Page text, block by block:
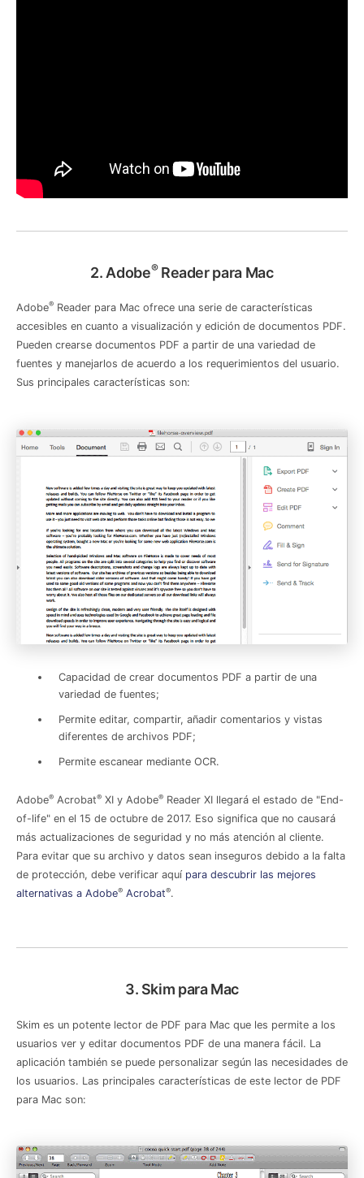
2. Adobe®Reader para Mac
Adobe® Reader para Mac ofrece una serie de características
accesibles en cuanto a visualización y edición de documentos PDF.
Pueden crearse documentos PDF a partir de una variedad de
fuentes y manejarlos de acuerdo a los requerimientos del usuario.
Sus principales características son:
Capacidad de crear documentos PDF a partir de una
variedad de fuentes;
Permite editar, compartir, añadir comentarios y vistas
diferentes de archivos PDF;
Permite escanear mediante OCR.
Adobe® Acrobat® XI y Adobe® Reader XI llegará el estado de "End-
of-life" en el 15 de octubre de 2017. Eso significa que no causará
más actualizaciones de seguridad y no más atención al cliente.
Para evitar que su archivo y datos sean inseguros debido a la falta
de protección, debe verificar aquí para descubrir las mejores
alternativas a Adobe® Acrobat®.
3. Skim para Mac
Skim es un potente lector de PDF para Mac que les permite a los
usuarios ver y editar documentos PDF de una manera fácil. La
aplicación también se puede personalizar según las necesidades de
los usuarios. Las principales características de este lector de PDF
para Mac son: